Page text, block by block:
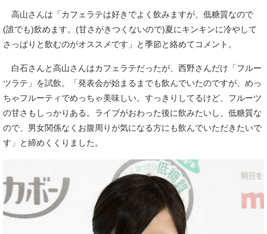
高山さんは「カフェラテは好きでよく飲みますが、低糖質なので
(誰でも)飲めます。(甘さがきつくないので)夏にキンキンに冷やして
さっぱりと飲むのがオススメです」と季節と絡めてコメント。
白石さんと高山さんはカフェラテだったが、西野さんだけ「フルー
ツラテ」を試飲。「発表会が始まるまでも飲んでいたのですが、めっ
ちゃフルーティでめっちゃ美味しい。すっきりしてるけど、フルーツ
の甘さもしっかりある。ライブがおわった後に飲みたいし、低糖質な
ので、男女関係なくお腹周りが気になる方にも飲んでいただきたいで
す」と締めくくりました。